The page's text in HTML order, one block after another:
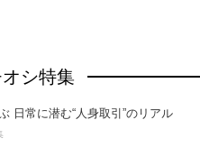
シ特集
日常に潜む“人身取引”のリアル